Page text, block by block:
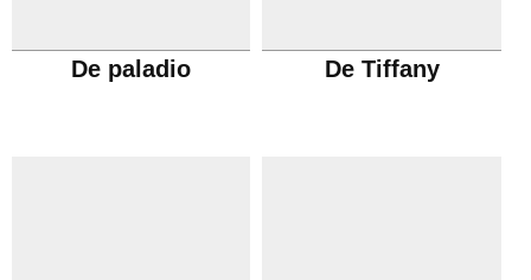
De paladio De Tiffany